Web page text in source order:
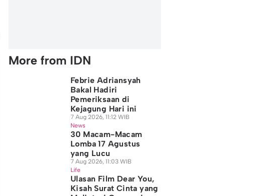
More from IDN
Febrie Adriansyah
Bakal Hadiri
Pemeriksaan di
Kejagung Hari ini
7 Aug 2026, 11:12 WIB
News
30 Macam-Macam
Lomba 17 Agustus
yang Lucu
7 Aug 2026, 11:03 WIB
Life
Ulasan Film Dear You,
Kisah Surat Cinta yang